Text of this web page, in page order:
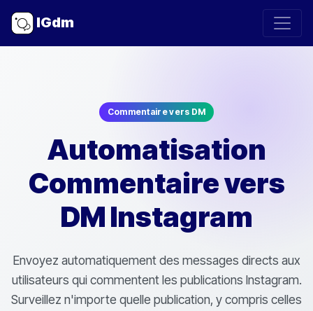
IGdm
Commentaire vers DM
Automatisation
Commentaire vers
DM Instagram
Envoyez automatiquement des messages directs aux
utilisateurs qui commentent les publications Instagram.
Surveillez n'importe quelle publication, y compris celles